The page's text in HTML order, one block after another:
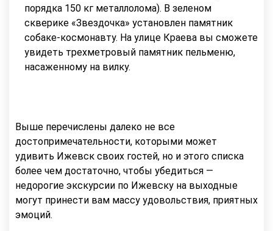
порядка 150 кг металлолома). В зеленом
скверике «Звездочка» установлен памятник
собаке-космонавту. На улице Краева вы сможете
увидеть трехметровый памятник пельменю,
насаженному на вилку.
Выше перечислены далеко не все
достопримечательности, которыми может
удивить Ижевск своих гостей, но и этого списка
более чем достаточно, чтобы убедиться —
недорогие экскурсии по Ижевску на выходные
могут принести вам массу удовольствия, приятных
эмоций.